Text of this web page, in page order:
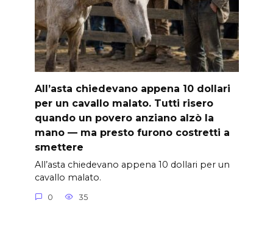
All’asta chiedevano appena 10 dollari
per un cavallo malato. Tutti risero
quando un povero anziano alzò la
mano — ma presto furono costretti a
smettere
All’asta chiedevano appena 10 dollari per un
cavallo malato.
0 35